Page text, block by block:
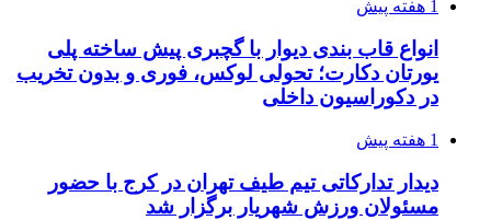
1 هفته پیش
انواع قاب بندی دیوار با گچبری پیش ساخته پلی
یورتان دکارت؛ تحولی لوکس، فوری و بدون تخریب
در دکوراسیون داخلی
1 هفته پیش
دیدار تدارکاتی تیم طیف تهران در کرج با حضور
مسئولان ورزش شهریار برگزار شد